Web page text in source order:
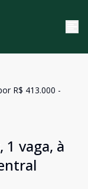
R$ 413.000 -
vaga, à